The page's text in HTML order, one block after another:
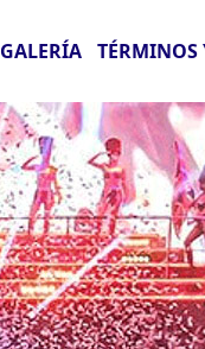
GALERÍA TÉRMINOS